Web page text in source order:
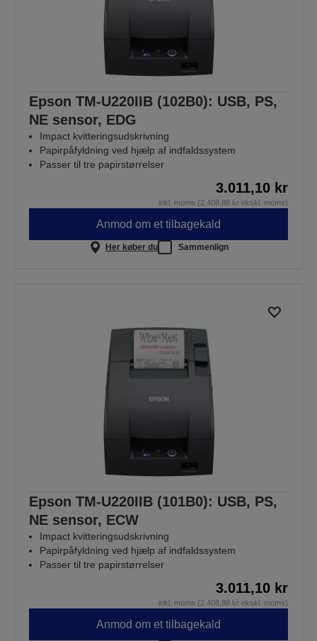
Epson TM-U220IIB (102B0): USB, PS,
NE sensor, EDG
Impact kvitteringsudskrivning
Papirpåfyldning ved hjælp af indfaldssystem
Passer til tre papirstørrelser
3.011,10 kr
inkl. moms (2.408,88 kr ekskl. moms)
Anmod om et tilbagekald
Her køber du Sammenlign
Epson TM-U220IIB (101B0): USB, PS,
NE sensor, ECW
Impact kvitteringsudskrivning
Papirpåfyldning ved hjælp af indfaldssystem
Passer til tre papirstørrelser
3.011,10 kr
inkl. moms (2.408,88 kr ekskl. moms)
Anmod om et tilbagekald